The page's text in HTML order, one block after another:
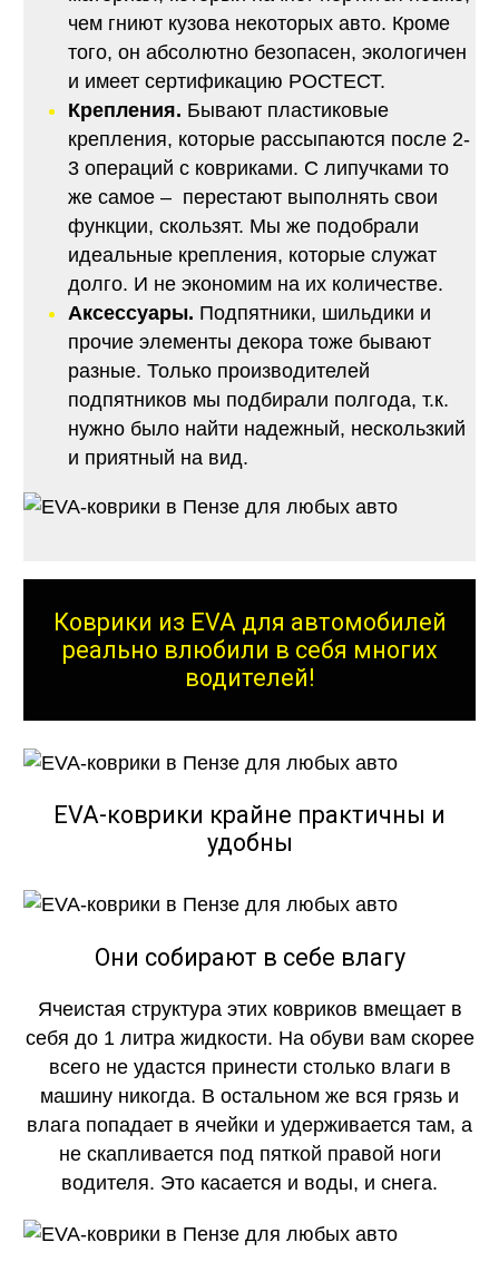
чем гниют кузова некоторых авто. Кроме
того, он абсолютно безопасен, экологичен
и имеет сертификацию РОСТЕСТ.
Крепления. Бывают пластиковые
крепления, которые рассыпаются после 2-
3 операций с ковриками. С липучками то
же самое – перестают выполнять свои
функции, скользят. Мы же подобрали
идеальные крепления, которые служат
долго. И не экономим на их количестве.
Аксессуары. Подпятники, шильдики и
прочие элементы декора тоже бывают
разные. Только производителей
подпятников мы подбирали полгода, т.к.
нужно было найти надежный, нескользкий
и приятный на вид.
Коврики из EVA для автомобилей
реально влюбили в себя многих
водителей!
EVA-коврики крайне практичны и
удобны
Они собирают в себе влагу
Ячеистая структура этих ковриков вмещает в
себя до 1 литра жидкости. На обуви вам скорее
всего не удастся принести столько влаги в
машину никогда. В остальном же вся грязь и
влага попадает в ячейки и удерживается там, а
не скапливается под пяткой правой ноги
водителя. Это касается и воды, и снега.